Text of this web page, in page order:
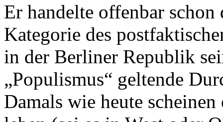
Er handelte offenbar
Kategorie des
in der Berliner Republik
„Populismus“ geltende
Damals wie heute